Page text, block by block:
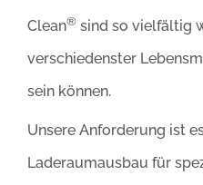
Clean®sind so vielfältig
verschiedenster
sein können.
Unsere Anforderung ist
Laderaumausbau für